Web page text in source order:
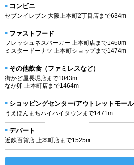
コンビニ
セブンイレブン 大阪上本町2丁目店まで634m
ファストフード
フレッシュネスバーガー 上本町店まで1460m
ミスタードーナツ 上本町ショップまで1474m
その他飲食（ファミレスなど）
街かど屋長堀店まで1043m
なか卯 上本町店まで1464m
ショッピングセンター/アウトレットモール
うえほんまちハイハイタウンまで1471m
デパート
近鉄百貨店 上本町店まで1525m